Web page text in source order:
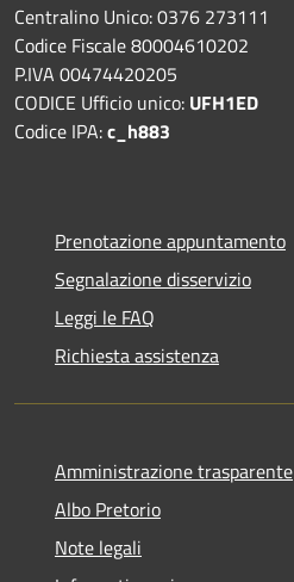
Centralino Unico: 0376 273111
Codice Fiscale 80004610202
P.IVA 00474420205
CODICE Ufficio unico: UFH1ED
Codice IPA:c_h883
Prenotazione appuntamento
Segnalazione disservizio
Leggi le FAQ
Richiesta assistenza
Amministrazione trasparente
Albo Pretorio
Note legali